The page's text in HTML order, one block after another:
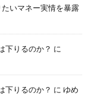
いマネー実情を暴露
下りるのか？ に
下りるのか？ に ゆめ